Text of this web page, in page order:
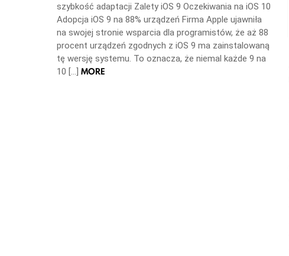
szybkość adaptacji Zalety iOS 9 Oczekiwania na iOS 10
Adopcja iOS 9 na 88% urządzeń Firma Apple ujawniła
na swojej stronie wsparcia dla programistów, że aż 88
procent urządzeń zgodnych z iOS 9 ma zainstalowaną
tę wersję systemu. To oznacza, że niemal każde 9 na
10 […] MORE